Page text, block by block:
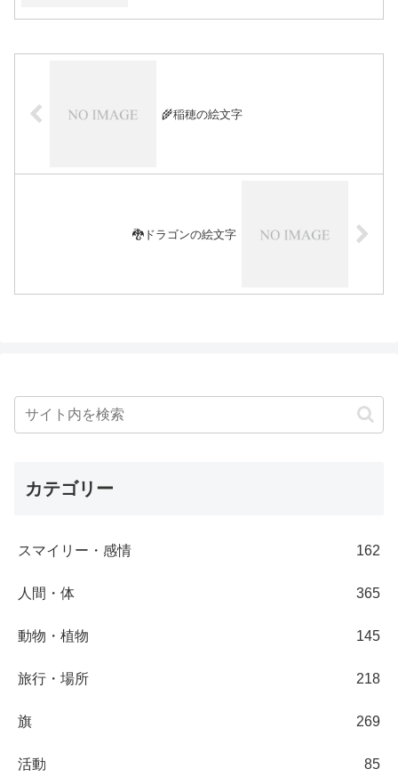
🌾稲穂の絵文字
🐉ドラゴンの絵文字
カテゴリー
スマイリー・感情 162
人間・体 365
動物・植物 145
旅行・場所 218
旗 269
活動 85